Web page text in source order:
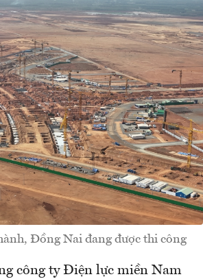
Đồng Nai đang được thi công
công ty Điện lực miền Nam